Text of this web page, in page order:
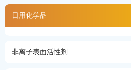
日用化学品
非离子表面活性剂